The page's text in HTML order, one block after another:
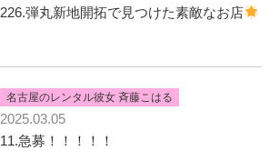
226.弾丸新地開拓で見つけた素敵なお店
名古屋のレンタル彼女 斉藤こはる
2025.03.05
11.急募！！！！！